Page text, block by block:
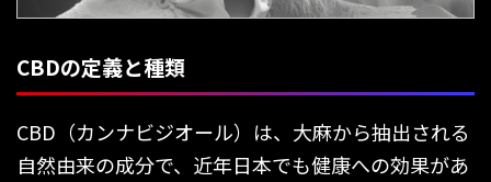
CBDの定義と種類
CBD（カンナビジオール）は、大麻から抽出される
自然由来の成分で、近年日本でも健康への効果があ